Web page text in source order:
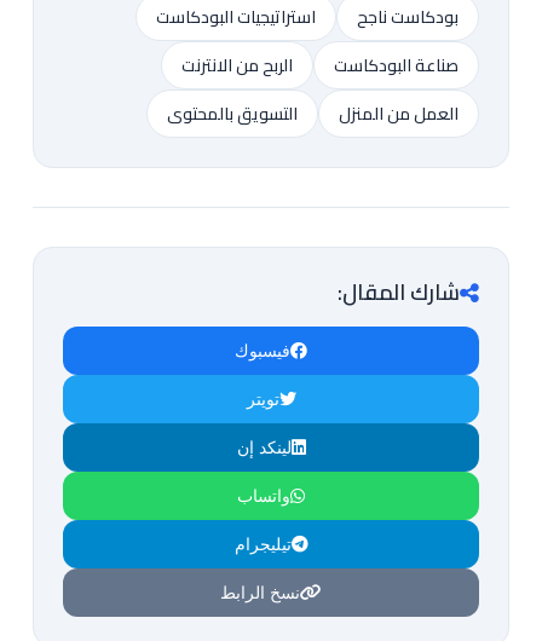
بودكاست ناجح
استراتيجيات البودكاست
صناعة البودكاست
الربح من الانترنت
العمل من المنزل
التسويق بالمحتوى
شارك المقال:
فيسبوك
تويتر
لينكد إن
واتساب
تيليجرام
نسخ الرابط